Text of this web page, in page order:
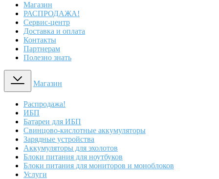
Магазин
РАСПРОДАЖА!
Сервис-центр
Доставка и оплата
Контакты
Партнерам
Полезно знать
Магазин
Распродажа!
ИБП
Батареи для ИБП
Свинцово-кислотные аккумуляторы
Зарядные устройства
Аккумуляторы для эхолотов
Блоки питания для ноутбуков
Блоки питания для мониторов и моноблоков
Услуги